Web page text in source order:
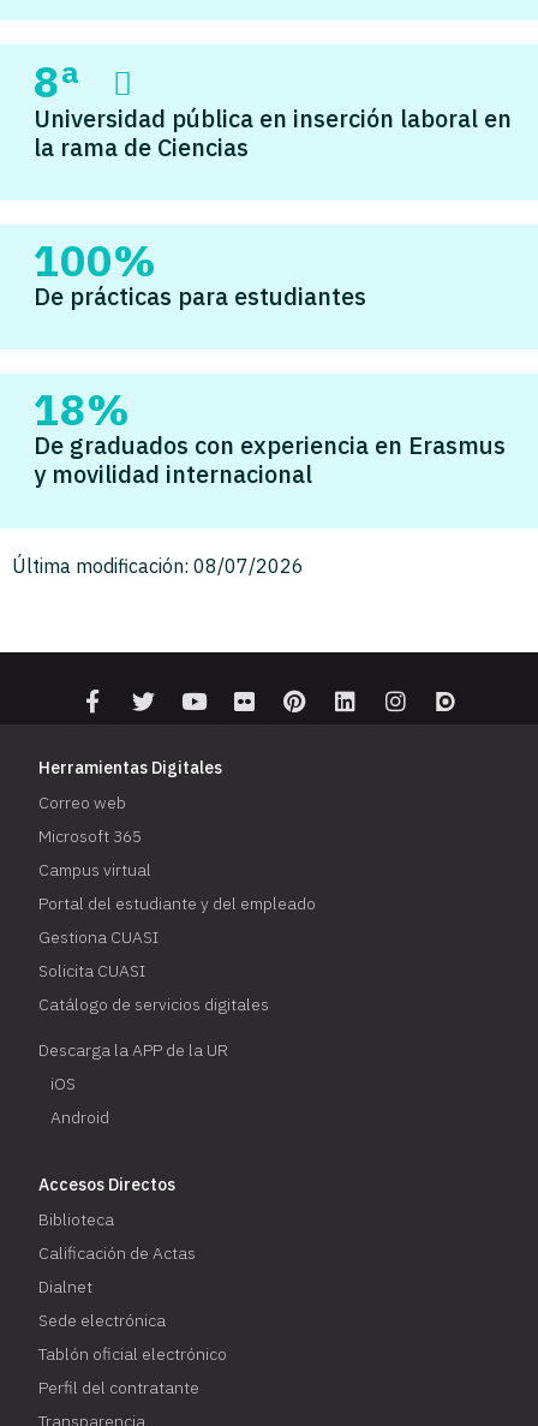
8ª
Universidad pública en inserción laboral en
la rama de Ciencias
100%
De prácticas para estudiantes
18%
De graduados con experiencia en Erasmus
y movilidad internacional
Última modificación: 08/07/2026
Herramientas Digitales
Correo web
Microsoft 365
Campus virtual
Portal del estudiante y del empleado
Gestiona CUASI
Solicita CUASI
Catálogo de servicios digitales
Descarga la APP de la UR
iOS
Android
Accesos Directos
Biblioteca
Calificación de Actas
Dialnet
Sede electrónica
Tablón oficial electrónico
Perfil del contratante
Transparencia